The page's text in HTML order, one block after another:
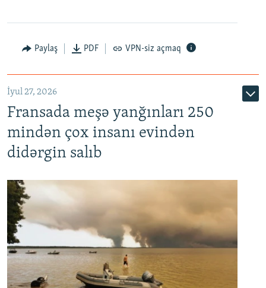
Paylaş PDF VPN-siz açmaq
İyul 27, 2026
Fransada meşə yanğınları 250
mindən çox insanı evindən
didərgin salıb